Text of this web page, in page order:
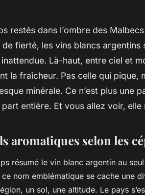
restés dans l’ombre des
fierté, les vins blancs argentins
Là-haut, entre ciel et
la fraîcheur. Pas celle qui pique,
minérale. Ce n’est plus une
entière. Et vous allez voir, elle
aromatiques selon les
résumé le vin blanc argentin au
nom emblématique se cache une
un sol, une altitude. Le pays